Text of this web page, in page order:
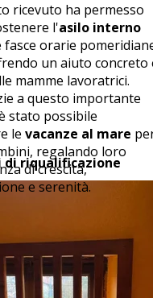
ricevuto ha permesso
l'asilo interno
orarie
un aiuto concreto
mamme lavoratrici.
a questo importante
stato possibile
le vacanze al mare
regalando loro
di crescita,
e serenità.
riqualificazione